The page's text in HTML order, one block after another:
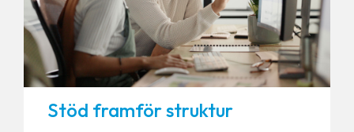
Stöd framför struktur